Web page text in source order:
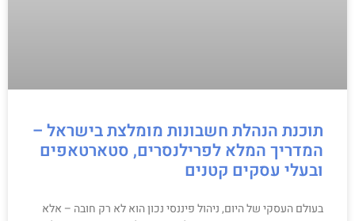
תוכנת הנהלת חשבונות מומלצת בישראל –
המדריך המלא לפרילנסרים, סטארטאפים
ובעלי עסקים קטנים
בעולם העסקי של היום, ניהול פיננסי נכון הוא לא רק חובה – אלא